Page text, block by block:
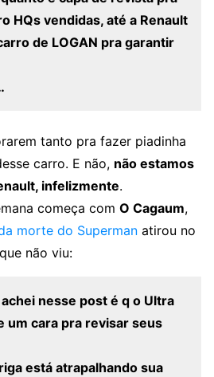
HQs vendidas, até a Renault
de LOGAN pra garantir
tanto pra fazer piadinha
carro. E não, não estamos
infelizmente.
começa com O Cagaum,
morte do Superman atirou no
não viu:
nesse post é q o Ultra
um cara pra revisar seus
está atrapalhando sua